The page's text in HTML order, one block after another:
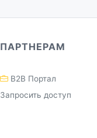
ПАРТНЕРАМ
B2B Портал
Запросить доступ